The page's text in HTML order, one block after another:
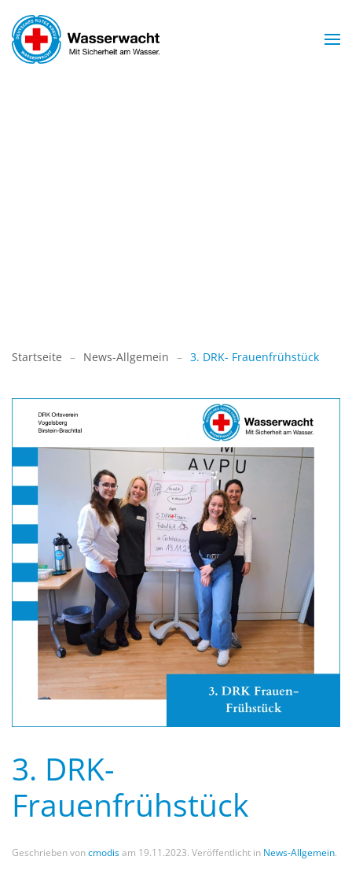
Zum Hauptinhalt springen
Startseite News-Allgemein 3. DRK- Frauenfrühstück
3. DRK-
Frauenfrühstück
Geschrieben voncmodisam 19.11.2023. Veröffentlicht in News-Allgemein.